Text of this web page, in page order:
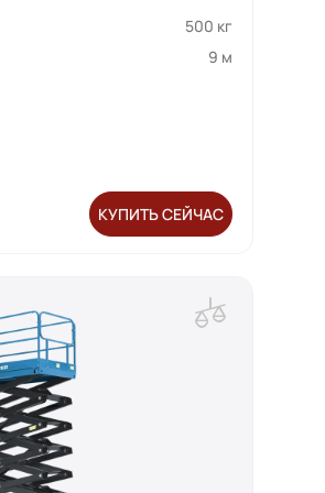
500 кг
9 м
КУПИТЬ СЕЙЧАС